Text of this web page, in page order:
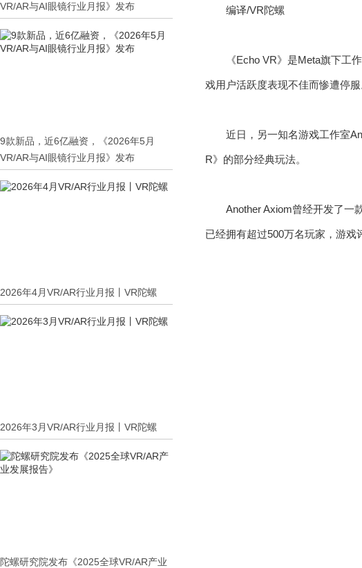
VR/AR与AI眼镜行业月报》发布
9款新品，近6亿融资，《2026年5月
VR/AR与AI眼镜行业月报》发布
2026年4月VR/AR行业月报丨VR陀螺
2026年3月VR/AR行业月报丨VR陀螺
陀螺研究院发布《2025全球VR/AR产业
编译/VR陀螺
《Echo VR》是Meta旗下工
戏用户活跃度表现不佳而惨遭停
近日，另一知名游戏工作室
R》的部分经典玩法。
Another Axiom曾经开发了一
已经拥有超过500万名玩家，游戏